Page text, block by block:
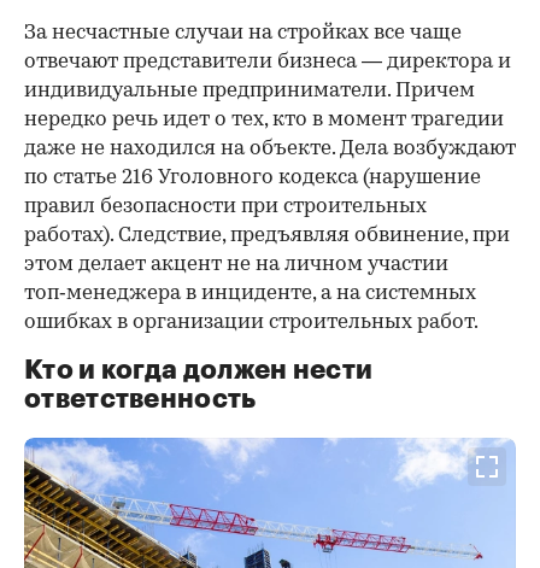
За несчастные случаи на стройках все чаще
отвечают представители бизнеса — директора и
индивидуальные предприниматели. Причем
нередко речь идет о тех, кто в момент трагедии
даже не находился на объекте. Дела возбуждают
по статье 216 Уголовного кодекса (нарушение
правил безопасности при строительных
работах). Следствие, предъявляя обвинение, при
этом делает акцент не на личном участии
топ‑менеджера в инциденте, а на системных
ошибках в организации строительных работ.
Кто и когда должен нести
ответственность